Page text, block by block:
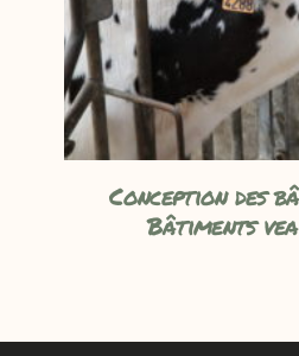
Conception des
Bâtiments